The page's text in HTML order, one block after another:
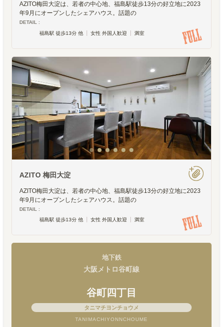
AZITO梅田大淀は、若者の中心地、福島駅徒歩13分の好立地に2023
年9月にオープンしたシェアハウス。話題の
DETAIL :
福島駅 徒歩13分 他
女性 外国人歓迎 満室
AZITO 梅田大淀
AZITO梅田大淀は、若者の中心地、福島駅徒歩13分の好立地に2023
年9月にオープンしたシェアハウス。話題の
DETAIL :
福島駅 徒歩13分 他
女性 外国人歓迎 満室
地下鉄
大阪メトロ谷町線
谷町四丁目
タニマチヨンチョウメ
TANIMACHIYONNCHOUME